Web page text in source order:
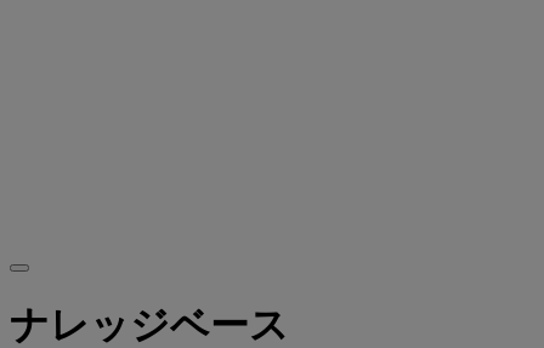
ナレッジベース